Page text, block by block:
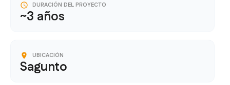
DURACIÓN DEL PROYECTO
~3 años
UBICACIÓN
Sagunto